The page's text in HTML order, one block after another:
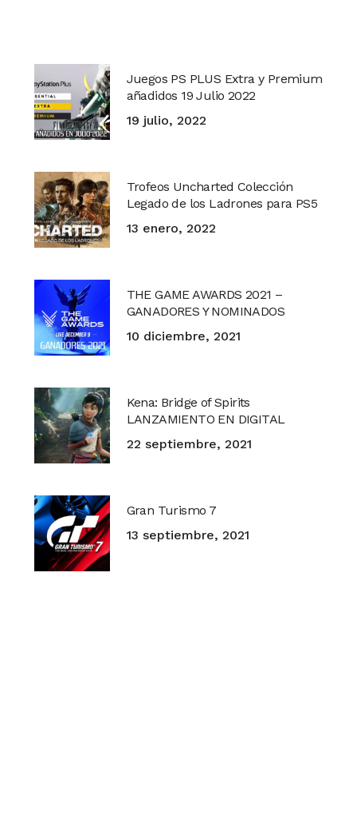
Juegos PS PLUS Extra y Premium
añadidos 19 Julio 2022
19 julio, 2022
Trofeos Uncharted Colección
Legado de los Ladrones para PS5
13 enero, 2022
THE GAME AWARDS 2021 –
GANADORES Y NOMINADOS
10 diciembre, 2021
Kena: Bridge of Spirits
LANZAMIENTO EN DIGITAL
22 septiembre, 2021
Gran Turismo 7
13 septiembre, 2021